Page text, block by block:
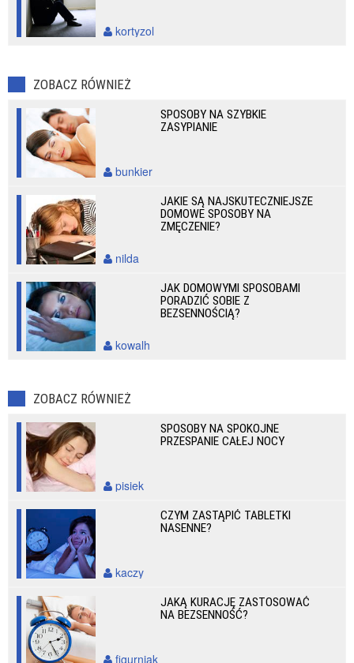
kortyzol
ZOBACZ RÓWNIEŻ
SPOSOBY NA SZYBKIE
ZASYPIANIE
bunkier
JAKIE SĄ NAJSKUTECZNIEJSZE
DOMOWE SPOSOBY NA
ZMĘCZENIE?
nilda
JAK DOMOWYMI SPOSOBAMI
PORADZIĆ SOBIE Z
BEZSENNOŚCIĄ?
kowalh
ZOBACZ RÓWNIEŻ
SPOSOBY NA SPOKOJNE
PRZESPANIE CAŁEJ NOCY
pisiek
CZYM ZASTĄPIĆ TABLETKI
NASENNE?
kaczy
JAKĄ KURACJĘ ZASTOSOWAĆ
NA BEZSENNOŚĆ?
figurniak